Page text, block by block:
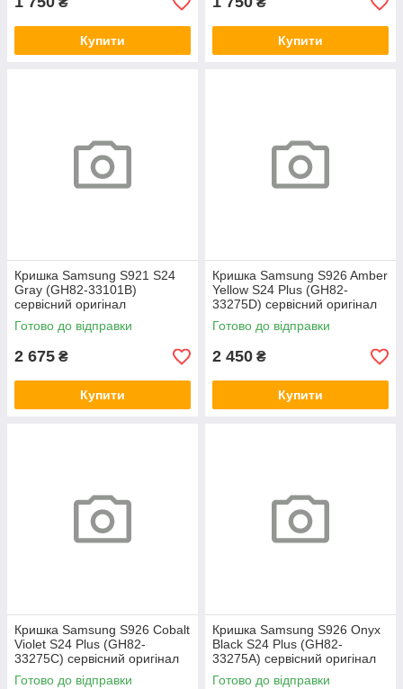
Купити Купити
Кришка Samsung S921 S24
Gray (GH82-33101B)
сервісний оригінал
Готово до відправки
2 675 ₴
Купити
Кришка Samsung S926 Amber
Yellow S24 Plus (GH82-
33275D) сервісний оригінал
Готово до відправки
2 450 ₴
Купити
Кришка Samsung S926 Cobalt
Violet S24 Plus (GH82-
33275C) сервісний оригінал
Готово до відправки
Кришка Samsung S926 Onyx
Black S24 Plus (GH82-
33275A) сервісний оригінал
Готово до відправки